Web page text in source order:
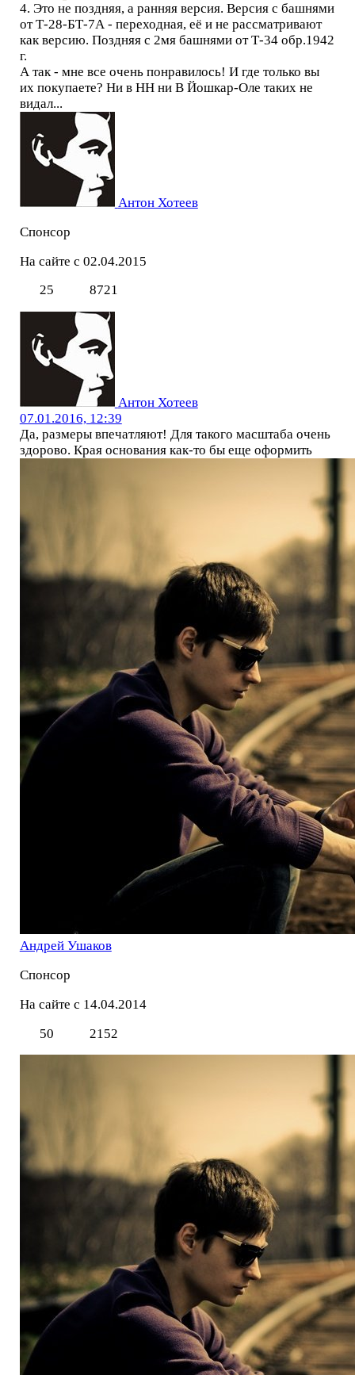
4. Это не поздняя, а ранняя версия. Версия с башнями
от Т-28-БТ-7А - переходная, её и не рассматривают
как версию. Поздняя с 2мя башнями от Т-34 обр.1942
г.
А так - мне все очень понравилось! И где только вы
их покупаете? Ни в НН ни В Йошкар-Оле таких не
видал...
Антон Хотеев
Спонсор
На сайте с 02.04.2015
25
8721
Антон Хотеев
07.01.2016, 12:39
Да, размеры впечатляют! Для такого масштаба очень
здорово. Края основания как-то бы еще оформить
Андрей Ушаков
Спонсор
На сайте с 14.04.2014
50
2152